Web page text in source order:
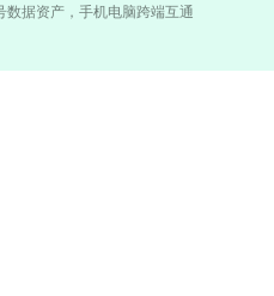
数据资产，手机电脑跨端互通